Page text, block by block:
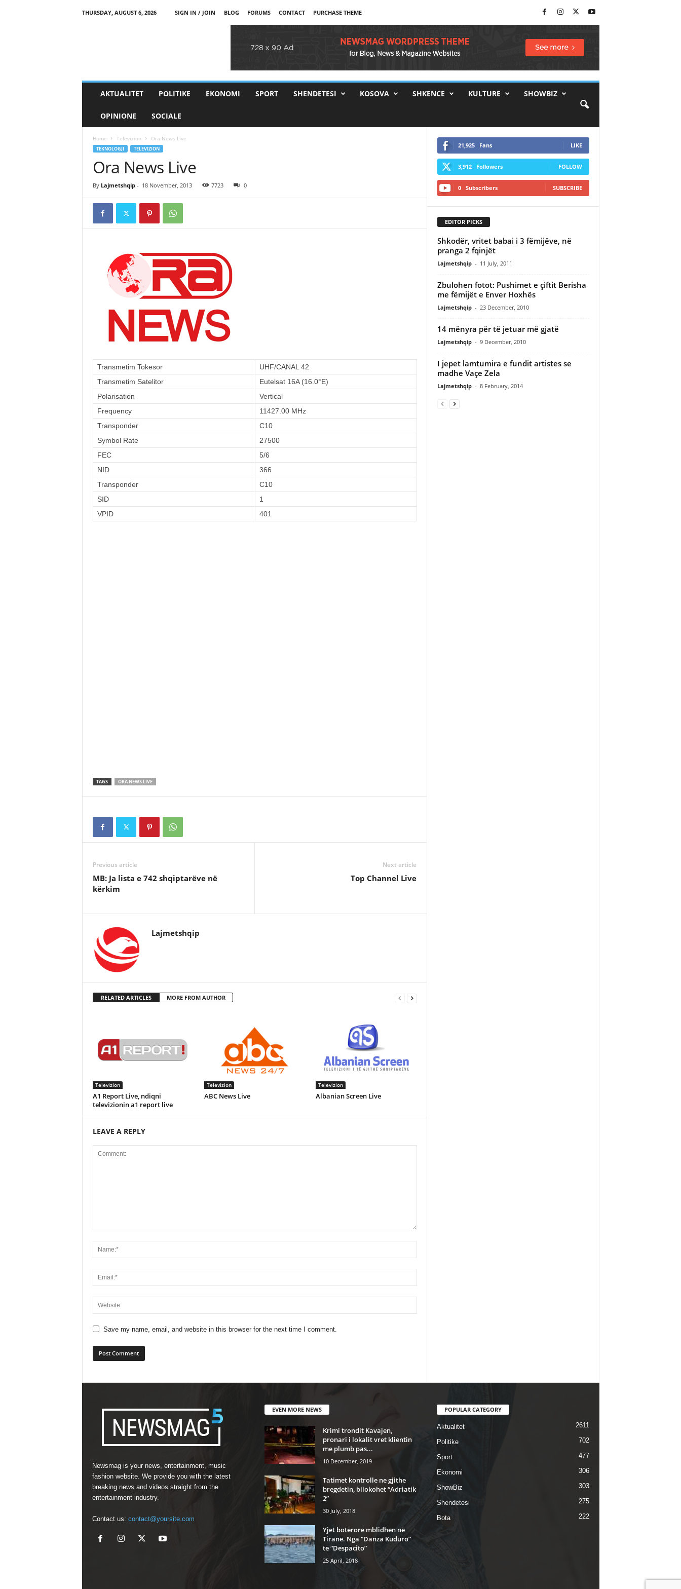
THURSDAY, AUGUST 6, 2026 SIGN IN / JOIN BLOG FORUMS CONTACT PURCHASE THEME
AKTUALITET POLITIKE EKONOMI SPORT SHENDETESI KOSOVA SHKENCE KULTURE SHOWBIZ
OPINIONE SOCIALE
Home Televizion Ora News Live
TEKNOLOGJI TELEVIZION
Ora News Live
By Lajmetshqip- 18 November, 2013 7723 0
Transmetim Tokesor
UHF/CANAL 42
Transmetim Satelitor
Eutelsat 16A (16.0°E)
Polarisation
Vertical
Frequency
11427.00 MHz
Transponder
C10
Symbol Rate
27500
FEC
5/6
NID
366
Transponder
C10
SID
1
VPID
401
TAGS ORA NEWS LIVE
Previous article
MB: Ja lista e 742 shqiptarëve në
kërkim
Next article
Top Channel Live
Lajmetshqip
RELATED ARTICLES MORE FROM AUTHOR
Televizion
A1 Report Live, ndiqni
televizionin a1 report live
Televizion
ABC News Live
Televizion
Albanian Screen Live
LEAVE A REPLY
Save my name, email, and website in this browser for the next time I comment.
21,925 Fans LIKE
3,912 Followers FOLLOW
0 Subscribers SUBSCRIBE
EDITOR PICKS
Shkodër, vritet babai i 3 fëmijëve, në
pranga 2 fqinjët
Lajmetshqip - 11 July, 2011
Zbulohen fotot: Pushimet e çiftit Berisha
me fëmijët e Enver Hoxhës
Lajmetshqip - 23 December, 2010
14 mënyra për të jetuar më gjatë
Lajmetshqip - 9 December, 2010
I jepet lamtumira e fundit artistes se
madhe Vaçe Zela
Lajmetshqip - 8 February, 2014
Newsmag is your news, entertainment, music
fashion website. We provide you with the latest
breaking news and videos straight from the
entertainment industry.
Contact us: contact@yoursite.com
EVEN MORE NEWS
Krimi trondit Kavajen,
pronari i lokalit vret klientin
me plumb pas...
10 December, 2019
Tatimet kontrolle ne gjithe
bregdetin, bllokohet “Adriatik
2”
30 July, 2018
Yjet botërorë mblidhen në
Tiranë. Nga “Danza Kuduro”
te “Despacito”
25 April, 2018
POPULAR CATEGORY
Aktualitet 2611
Politike 702
Sport 477
Ekonomi 306
ShowBiz 303
Shendetesi 275
Bota 222